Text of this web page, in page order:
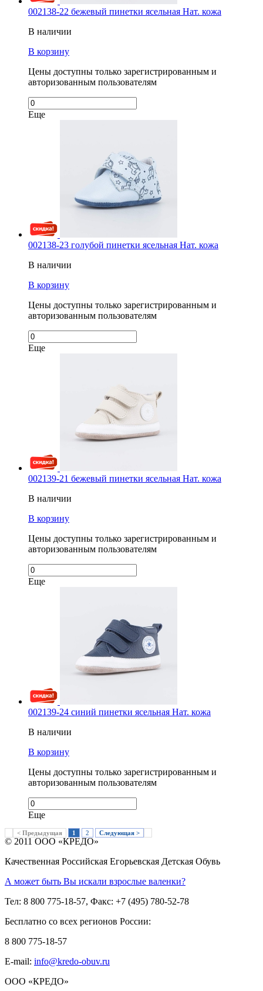
002138-22 бежевый пинетки ясельная Нат. кожа
В наличии
В корзину
Цены доступны только зарегистрированным и
авторизованным пользователям
Еще
002138-23 голубой пинетки ясельная Нат. кожа
В наличии
В корзину
Цены доступны только зарегистрированным и
авторизованным пользователям
Еще
002139-21 бежевый пинетки ясельная Нат. кожа
В наличии
В корзину
Цены доступны только зарегистрированным и
авторизованным пользователям
Еще
002139-24 синий пинетки ясельная Нат. кожа
В наличии
В корзину
Цены доступны только зарегистрированным и
авторизованным пользователям
Еще
< Предыдущая 1 2 Следующая >
© 2011 ООО «КРЕДО»
Качественная Российская Егорьевская Детская Обувь
А может быть Вы искали взрослые валенки?
Тел: 8 800 775-18-57, Факс: +7 (495) 780-52-78
Бесплатно со всех регионов России:
8 800 775-18-57
E-mail: info@kredo-obuv.ru
ООО «КРЕДО»